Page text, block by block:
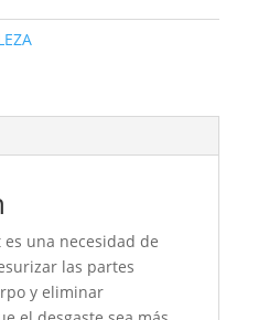
una necesidad de
las partes
y eliminar